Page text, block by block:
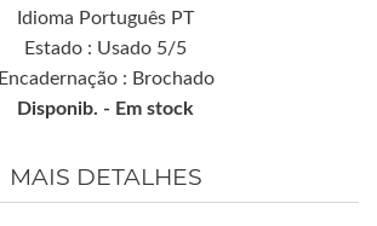
Idioma Português PT
Estado : Usado 5/5
Encadernação : Brochado
Disponib. - Em stock
MAIS DETALHES